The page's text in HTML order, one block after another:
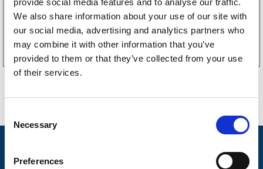
provide social media features and to analyse our traffic.
We also share information about your use of our site with
our social media, advertising and analytics partners who
may combine it with other information that you’ve
provided to them or that they’ve collected from your use
of their services.
o
Necessary
Preferences
Köp online